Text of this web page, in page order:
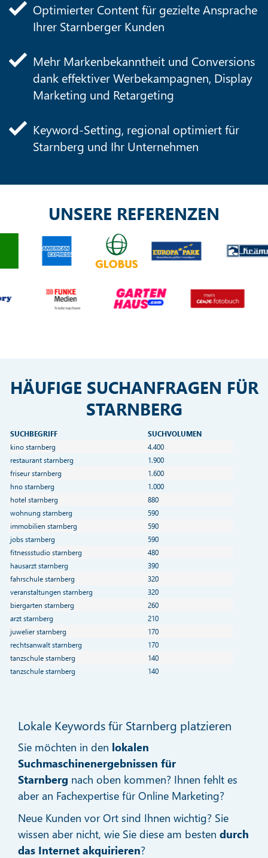
Optimierter Content für gezielte Ansprache
Ihrer Starnberger Kunden
Mehr Markenbekanntheit und Conversions
dank effektiver Werbekampagnen, Display
Marketing und Retargeting
Keyword-Setting, regional optimiert für
Starnberg und Ihr Unternehmen
UNSERE REFERENZEN
HÄUFIGE SUCHANFRAGEN FÜR
STARNBERG
SUCHBEGRIFF
SUCHVOLUMEN
kino starnberg
4.400
restaurant starnberg
1.900
friseur starnberg
1.600
hno starnberg
1.000
hotel starnberg
880
wohnung starnberg
590
immobilien starnberg
590
jobs starnberg
590
fitnessstudio starnberg
480
hausarzt starnberg
390
fahrschule starnberg
320
veranstaltungen starnberg
320
biergarten starnberg
260
arzt starnberg
210
juwelier starnberg
170
rechtsanwalt starnberg
170
tanzschule starnberg
140
tanzschule starnberg
140
Lokale Keywords für Starnberg platzieren
Sie möchten in den lokalen
Suchmaschinenergebnissen für
Starnberg nach oben kommen? Ihnen fehlt es
aber an Fachexpertise für Online Marketing?
Neue Kunden vor Ort sind Ihnen wichtig? Sie
wissen aber nicht, wie Sie diese am besten durch
das Internet akquirieren?